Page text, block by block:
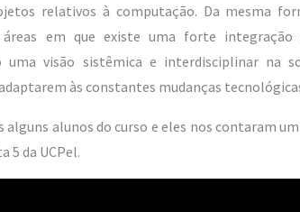
relativos à computação. Da mesma
em que existe uma forte integração
uma visão sistêmica e interdisciplinar na
às constantes mudanças
alunos do curso e eles nos contaram
5 da UCPel.